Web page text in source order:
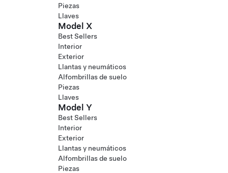
Piezas
Llaves
Model X
Best Sellers
Interior
Exterior
Llantas y neumáticos
Alfombrillas de suelo
Piezas
Llaves
Model Y
Best Sellers
Interior
Exterior
Llantas y neumáticos
Alfombrillas de suelo
Piezas